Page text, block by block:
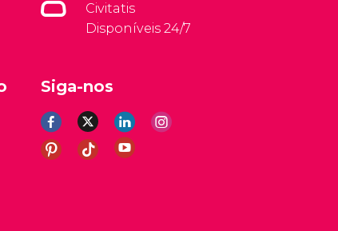
Civitatis
Disponíveis 24/7
Siga-nos